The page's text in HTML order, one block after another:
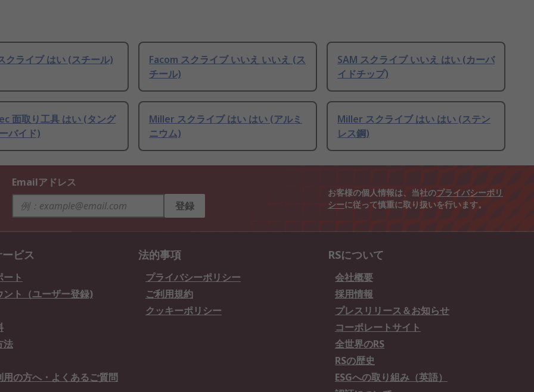
クライブ はい (スチール)
Facom スクライブ いいえ いいえ (ス
チール)
SAM スクライブ いいえ はい (カーバ
イドチップ)
面取り工具 はい (タング
バイド)
Miller スクライブ はい はい (アルミ
ニウム)
Miller スクライブ はい はい (ステン
レス鋼)
Emailアドレス
登録
お客様の個人情報は、当社のプライバシーポリ
シーに従って慎重に取り扱いを行います。
ビス
ト
ント（ユーザー登録)
法
用の方へ・よくあるご質問
法的事項
プライバシーポリシー
ご利用規約
クッキーポリシー
RSについて
会社概要
採用情報
プレスリリース＆お知らせ
コーポレートサイト
全世界のRS
RSの歴史
ESGへの取り組み（英語）